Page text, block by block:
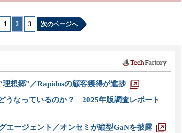
1 2 3 次のページへ
想郷”／Rapidusの顧客獲得が進捗
うなっているのか？ 2025年版調査レポート
エージェント／オンセミが縦型GaNを披露